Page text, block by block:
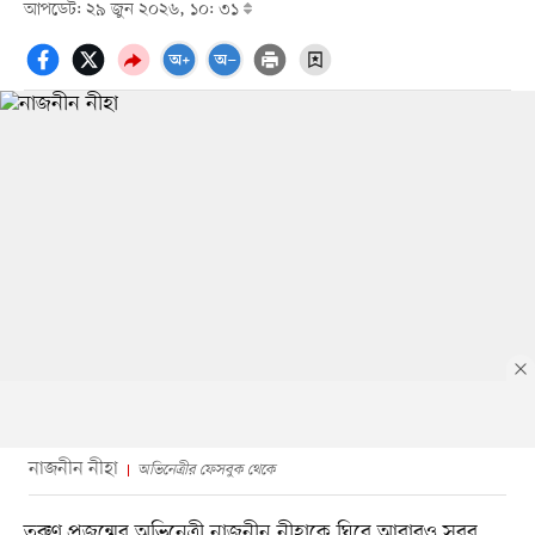
আপডেট: ২৯ জুন ২০২৬, ১০: ৩১
নাজনীন নীহা অভিনেত্রীর ফেসবুক থেকে